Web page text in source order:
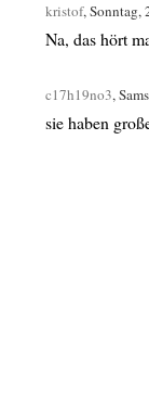
kristof, Sonntag,
Na, das hört
c17h19no3,
sie haben